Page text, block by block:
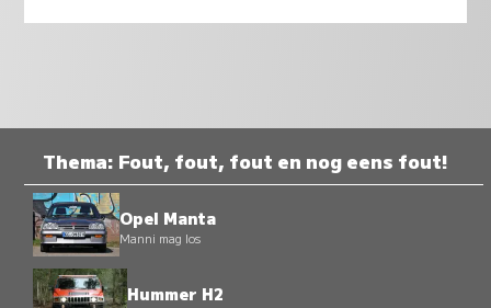
Thema: Fout, fout, fout en nog eens fout!
Opel Manta
Manni mag los
Hummer H2